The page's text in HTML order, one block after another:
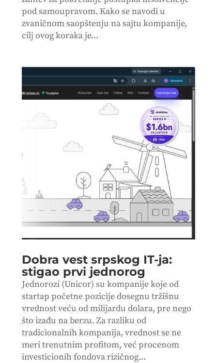
pod samoupravom. Kako se navodi u
zvaničnom saopštenju na sajtu kompanije,
cilj ovog koraka je...
Dobra vest srpskog IT-ja:
stigao prvi jednorog
Jednorozi (Unicor) su kompanije koje od
startap početne pozicije dosegnu tržišnu
vrednost veću od milijardu dolara, pre nego
što izađu na berzu. Za razliku od
tradicionalnih kompanija, vrednost se ne
meri trenutnim profitom, već procenom
investicionih fondova rizičnog...